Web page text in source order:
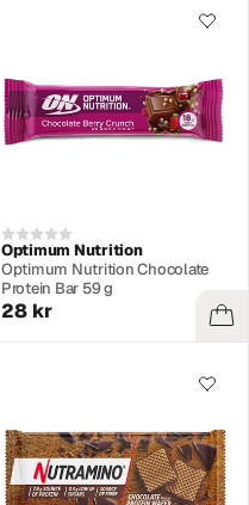
Optimum Nutrition
Optimum Nutrition Chocolate
Protein Bar 59 g
28 kr